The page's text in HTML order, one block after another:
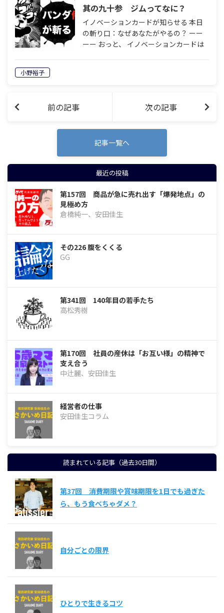
其の九十参 ジムってなに？
イノベーションカードが知らせる 本日
の斬り口：なぜあなたがやるの？ ーー
ーー おっと、 イノベーションカードは
小野裕子
前の記事 次の記事
記事一覧へ
最近の投稿
第157回 商品が急に売れ出す「爆発地点」の
見極め方
倉橋純一、安田佳生
その226 腹をくくる
GG
第341回 140年目の若手たち
高松秀樹
第170回 社員の産休は「お互い様」の精神で
支え合う
中辻麗、安田佳生
経営者の仕事
安田佳生コラム
読まれている記事（過去30日間）
第37回 消費期限や賞味期限を1日でも過ぎた
ら、もう食べちゃダメ？
自分ごとの限界
ひとりで生きるコツ